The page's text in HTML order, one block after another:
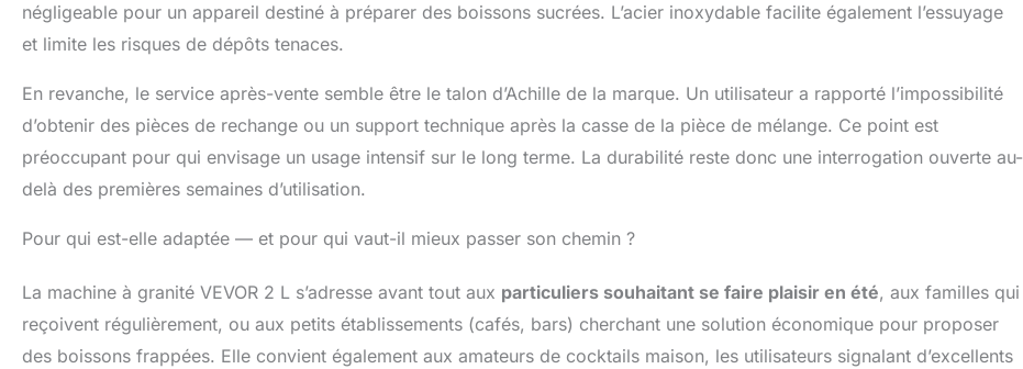
négligeable pour un appareil destiné à préparer des boissons sucrées. L’acier inoxydable facilite également l’essuyage
et limite les risques de dépôts tenaces.
En revanche, le service après-vente semble être le talon d’Achille de la marque. Un utilisateur a rapporté l’impossibilité
d’obtenir des pièces de rechange ou un support technique après la casse de la pièce de mélange. Ce point est
préoccupant pour qui envisage un usage intensif sur le long terme. La durabilité reste donc une interrogation ouverte au-
delà des premières semaines d’utilisation.
Pour qui est-elle adaptée — et pour qui vaut-il mieux passer son chemin ?
La machine à granité VEVOR 2 L s’adresse avant tout aux particuliers souhaitant se faire plaisir en été, aux familles qui
reçoivent régulièrement, ou aux petits établissements (cafés, bars) cherchant une solution économique pour proposer
des boissons frappées. Elle convient également aux amateurs de cocktails maison, les utilisateurs signalant d’excellents